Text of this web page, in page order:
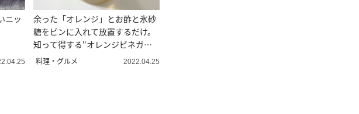
ニッ
余った「オレンジ」とお酢と氷砂
糖をビンに入れて放置するだけ。
知って得する"オレンジビネガ
ー”レシピ
料理・グルメ 2022.04.25